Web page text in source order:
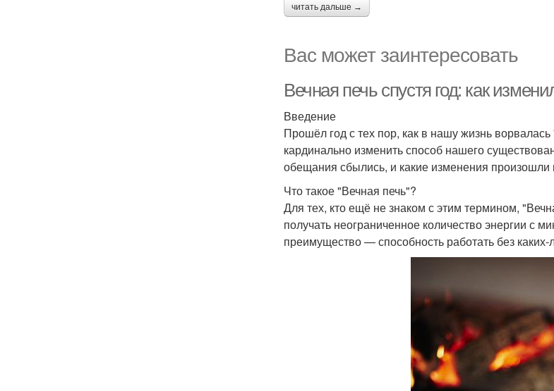
читать дальше →
Вас может заинтересовать
Вечная печь спустя год: как
Введение
Прошёл год с тех пор, как в нашу жизнь
кардинально изменить способ нашего
обещания сбылись, и какие изменения
Что такое "Вечная печь"?
Для тех, кто ещё не знаком с этим термином,
получать неограниченное количество энергии
преимущество — способность работать без